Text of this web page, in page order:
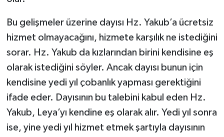
Bu gelişmeler üzerine dayısı Hz. Yakub’a ücretsiz
hizmet olmayacağını, hizmete karşılık ne istediğini
sorar. Hz. Yakub da kızlarından birini kendisine eş
olarak istediğini söyler. Ancak dayısı bunun için
kendisine yedi yıl çobanlık yapması gerektiğini
ifade eder. Dayısının bu talebini kabul eden Hz.
Yakub, Leya’yı kendine eş olarak alır. Yedi yıl sonra
ise, yine yedi yıl hizmet etmek şartıyla dayısının